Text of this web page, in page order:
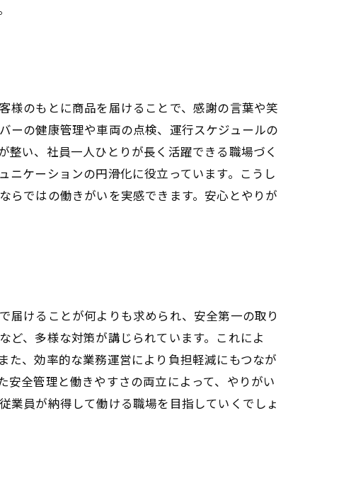
様のもとに商品を届けることで、感謝の言葉や笑
ーの健康管理や車両の点検、運行スケジュールの
い、社員一人ひとりが長く活躍できる職場づく
ニケーションの円滑化に役立っています。こうし
らではの働きがいを実感できます。安心とやりが
届けることが何よりも求められ、安全第一の取り
、多様な対策が講じられています。これによ
た、効率的な業務運営により負担軽減にもつなが
全管理と働きやすさの両立によって、やりがい
業員が納得して働ける職場を目指していくでしょ